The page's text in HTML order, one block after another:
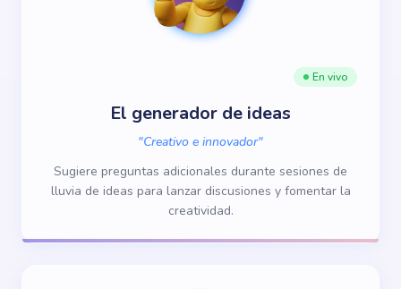
En vivo
El generador de ideas
"Creativo e innovador"
Sugiere preguntas adicionales durante sesiones de
lluvia de ideas para lanzar discusiones y fomentar la
creatividad.